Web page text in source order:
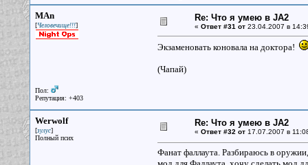
MAn
[Человечище!!!]
Пол:
Репутация: +403
Re: Что я умею в JA2
« Ответ #31 от23.04.2007 в
Экзаменовать коновала на доктора!
(Чапай)
Werwolf
[зулус]
Полный псих
Re: Что я умею в JA2
« Ответ #32 от17.07.2007 в
Фанат фаллаута. Разбираюсь в